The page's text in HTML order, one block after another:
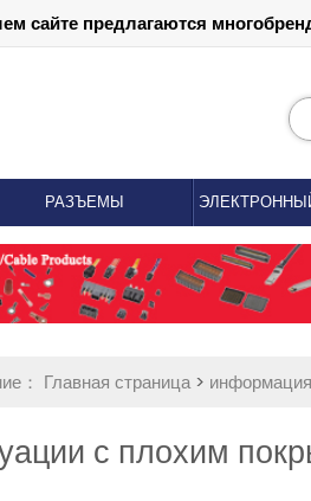
сайте предлагаются
РАЗЪЕМЫ
： Главная страница> информация
с плохим